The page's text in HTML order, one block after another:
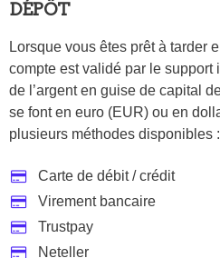
DÉPÔT
Lorsque vous êtes prêt à tarder
compte est validé par le
de l’argent en guise de capital
se font en euro (EUR) ou en
plusieurs méthodes disponibles :
Carte de débit / crédit
Virement bancaire
Trustpay
Neteller